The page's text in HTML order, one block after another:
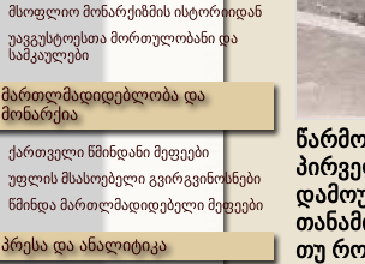
მსოფლიო მონარქიზმის ისტორიიდან
უავგუსტოესთა მორთულობანი და
სამკაულები
მართლმადიდებლობა და
მონარქია
ქართველი წმინდანი მეფეები
უფლის მსასოებელი გვირგვინოსნები
წმინდა მართლმადიდებელი მეფეები
პრესა და ანალიტიკა
თუ